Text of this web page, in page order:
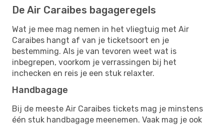
De Air Caraibes bagageregels
Wat je mee mag nemen in het vliegtuig met Air
Caraibes hangt af van je ticketsoort en je
bestemming. Als je van tevoren weet wat is
inbegrepen, voorkom je verrassingen bij het
inchecken en reis je een stuk relaxter.
Handbagage
Bij de meeste Air Caraibes tickets mag je minstens
één stuk handbagage meenemen. Vaak mag je ook